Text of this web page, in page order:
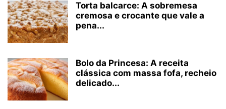
Torta balcarce: A sobremesa
cremosa e crocante que vale a
pena...
Bolo da Princesa: A receita
clássica com massa fofa, recheio
delicado...